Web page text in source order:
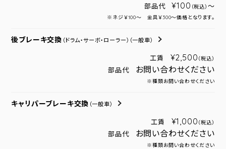
部品代 ¥100 （税込） ～
※ネジ￥100～ 金具￥300～価格となります。
後ブレーキ交換 （ドラム・サーボ・ローラー） （一般車）
工賃 ¥2,500 （税込）
部品代 お問い合わせください
※種類お問い合わせください
キャリパーブレーキ交換 （一般車）
工賃 ¥1,000 （税込）
部品代 お問い合わせください
※種類お問い合わせください